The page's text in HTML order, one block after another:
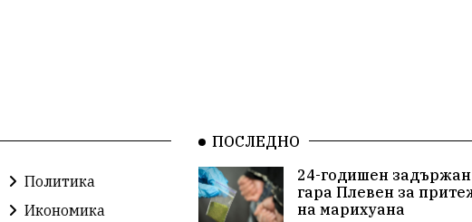
Политика
Икономика
ПОСЛЕДНО
24-годишен
гара Плевен за
на марихуана